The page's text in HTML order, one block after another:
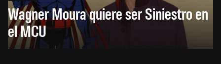
Wagner Moura quiere ser Siniestro en
el MCU